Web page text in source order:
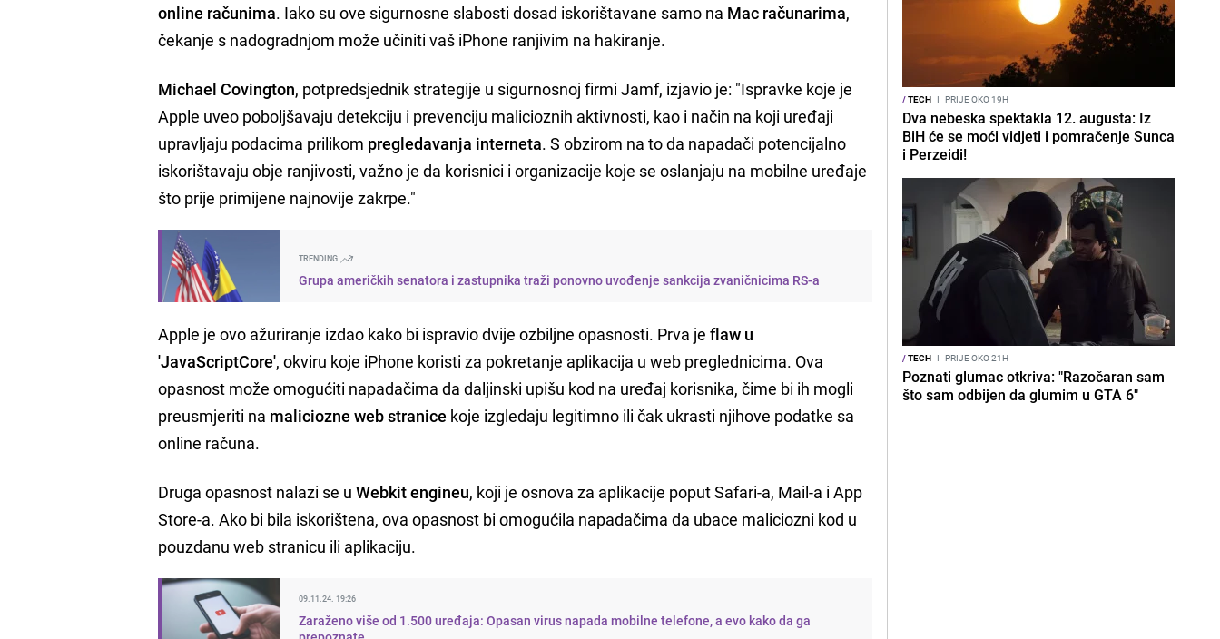
online računima. Iako su ove sigurnosne slabosti dosad iskorištavane samo na Mac računarima,
čekanje s nadogradnjom može učiniti vaš iPhone ranjivim na hakiranje.
Michael Covington, potpredsjednik strategije u sigurnosnoj firmi Jamf, izjavio je: "Ispravke koje je
Apple uveo poboljšavaju detekciju i prevenciju malicioznih aktivnosti, kao i način na koji uređaji
upravljaju podacima prilikom pregledavanja interneta. S obzirom na to da napadači potencijalno
iskorištavaju obje ranjivosti, važno je da korisnici i organizacije koje se oslanjaju na mobilne uređaje
što prije primijene najnovije zakrpe."
TRENDING
Grupa američkih senatora i zastupnika traži ponovno uvođenje sankcija zvaničnicima RS-a
Apple je ovo ažuriranje izdao kako bi ispravio dvije ozbiljne opasnosti. Prva jeflaw u
'JavaScriptCore', okviru koje iPhone koristi za pokretanje aplikacija u web preglednicima. Ova
opasnost može omogućiti napadačima da daljinski upišu kod na uređaj korisnika, čime bi ih mogli
preusmjeriti na maliciozne web stranice koje izgledaju legitimno ili čak ukrasti njihove podatke sa
online računa.
Druga opasnost nalazi se uWebkit engineu, koji je osnova za aplikacije poput Safari-a, Mail-a i App
Store-a. Ako bi bila iskorištena, ova opasnost bi omogućila napadačima da ubace maliciozni kod u
pouzdanu web stranicu ili aplikaciju.
09.11.24. 19:26
Zaraženo više od 1.500 uređaja: Opasan virus napada mobilne telefone, a evo kako da ga
/TECH I PRIJE OKO 19H
Dva nebeska spektakla 12. augusta: Iz
BiH će se moći vidjeti i pomračenje Sunca
i Perzeidi!
/TECH I PRIJE OKO 21H
Poznati glumac otkriva: "Razočaran sam
što sam odbijen da glumim u GTA 6"